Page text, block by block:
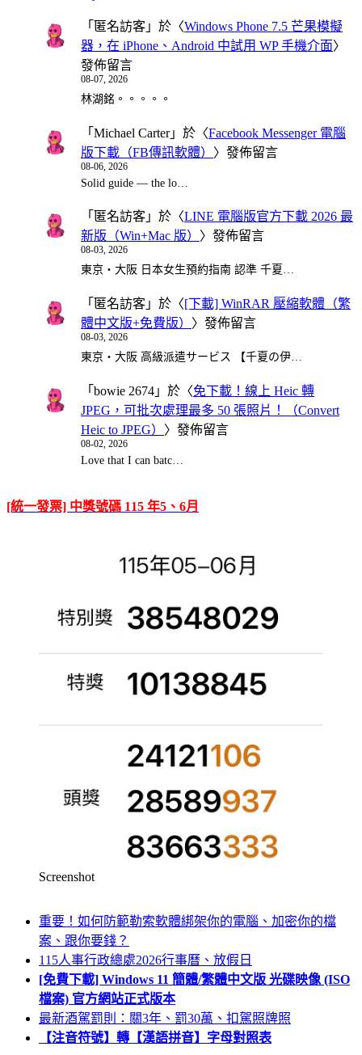
「 匿名訪客 」於〈Windows Phone 7.5 芒果模擬
器，在 iPhone、Android 中試用 WP 手機介面〉
發佈留言
08-07, 2026
林湖銘。。。。。
「 Michael Carter」於〈Facebook Messenger 電腦
版下載（FB傳訊軟體） 〉發佈留言
08-06, 2026
Solid guide — the lo…
「 匿名訪客 」於〈LINE 電腦版官方下載 2026 最
新版（Win+Mac 版） 〉發佈留言
08-03, 2026
東京・大阪 日本女生預約指南 認準 千夏…
「 匿名訪客 」於〈[下載] WinRAR 壓縮軟體（繁
體中文版+免費版） 〉發佈留言
08-03, 2026
東京・大阪 高級派遣サービス 【千夏の伊…
「 bowie 2674 」於〈免下載！線上 Heic 轉
JPEG，可批次處理最多 50 張照片！（Convert
Heic to JPEG） 〉發佈留言
08-02, 2026
Love that I can batc…
[統一發票] 中獎號碼 115 年5、6月
Screenshot
重要！如何防範勒索軟體綁架你的電腦、加密你的檔
案、跟你要錢？
115人事行政總處2026行事曆、放假日
[免費下載] Windows 11 簡體/繁體中文版 光碟映像 (ISO
檔案) 官方網站正式版本
最新酒駕罰則：關3年、罰30萬、扣駕照牌照
【注音符號】轉【漢語拼音】字母對照表